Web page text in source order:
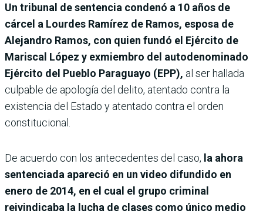
Un tribunal de sentencia condenó a 10 años de
cárcel a Lourdes Ramírez de Ramos, esposa de
Alejandro Ramos, con quien fundó el Ejército de
Mariscal López y exmiembro del autodenominado
Ejército del Pueblo Paraguayo (EPP), al ser hallada
culpable de apología del delito, atentado contra la
existencia del Estado y atentado contra el orden
constitucional.
De acuerdo con los antecedentes del caso, la ahora
sentenciada apareció en un video difundido en
enero de 2014, en el cual el grupo criminal
reivindicaba la lucha de clases como único medio